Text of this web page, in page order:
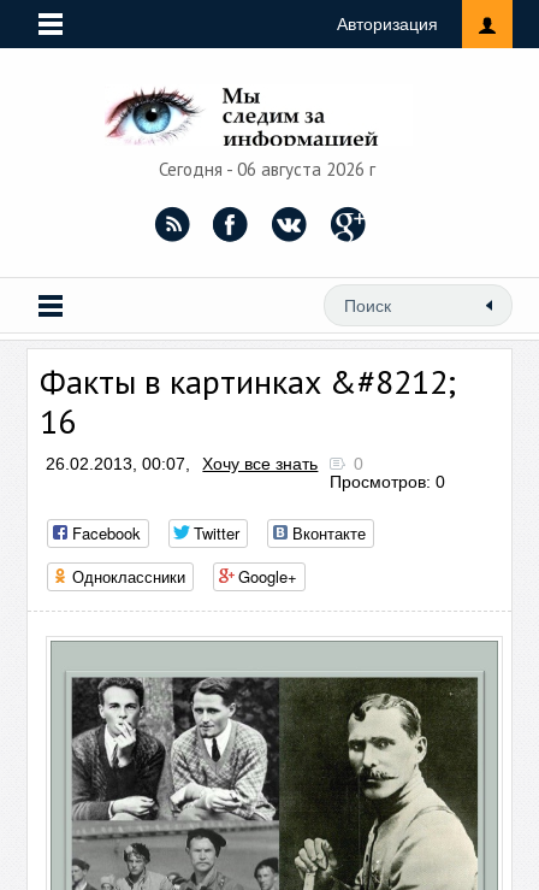
Авторизация
Сегодня - 06 августа 2026 г
Факты в картинках &#8212;
16
26.02.2013, 00:07, Хочу все знать
0
Просмотров: 0
Facebook Twitter
Вконтакте
Одноклассники
Google+